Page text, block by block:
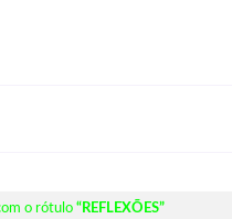
o rótulo REFLEXÕES